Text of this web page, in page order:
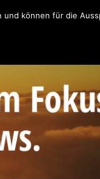
können für die